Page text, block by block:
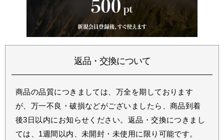
返品・交換について
商品の品質につきましては、万全を期しております
が、万一不良・破損などがございましたら、商品到着
後3日以内にお知らせください。返品・交換につきまし
ては、1週間以内、未開封・未使用に限り可能です。